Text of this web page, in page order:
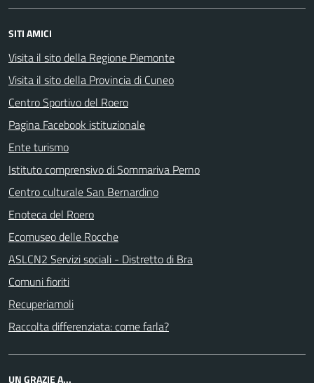
SITI AMICI
Visita il sito della Regione Piemonte
Visita il sito della Provincia di Cuneo
Centro Sportivo del Roero
Pagina Facebook istituzionale
Ente turismo
Istituto comprensivo di Sommariva Perno
Centro culturale San Bernardino
Enoteca del Roero
Ecomuseo delle Rocche
ASLCN2 Servizi sociali - Distretto di Bra
Comuni fioriti
Recuperiamoli
Raccolta differenziata: come farla?
UN GRAZIE A...